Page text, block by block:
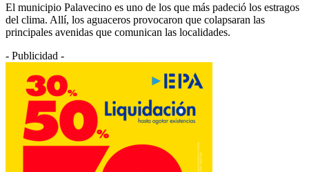
El municipio Palavecino es uno de los que más padeció los estragos
del clima. Allí, los aguaceros provocaron que colapsaran las
principales avenidas que comunican las localidades.
- Publicidad -